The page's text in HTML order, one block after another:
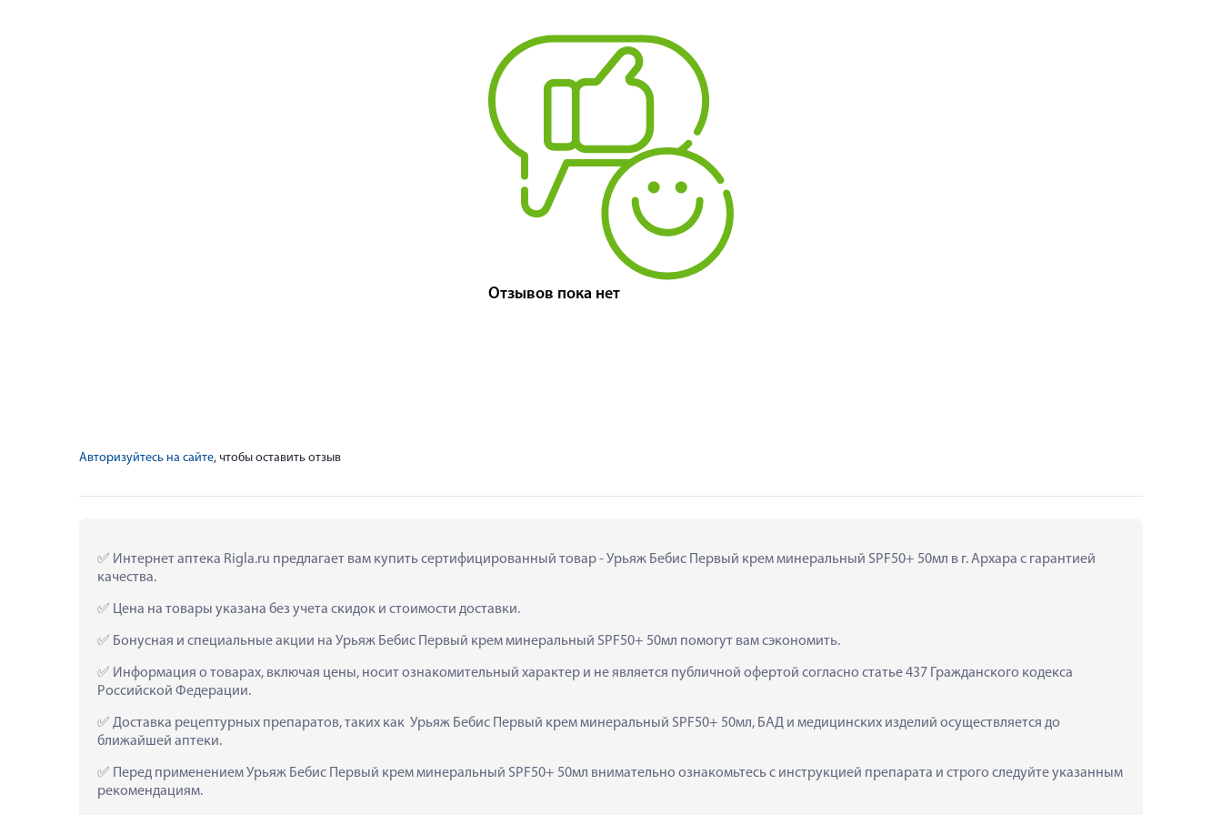
Отзывов пока нет
Авторизуйтесь на сайте, чтобы оставить отзыв
Интернет аптека Rigla.ru предлагает вам купить сертифицированный товар - Урьяж Бебис Первый крем минеральный SPF50+ 50мл в г. Архара с гарантией
качества.
Цена на товары указана без учета скидок и стоимости доставки.
Бонусная и специальные акции на Урьяж Бебис Первый крем минеральный SPF50+ 50мл помогут вам сэкономить.
Информация о товарах, включая цены, носит ознакомительный характер и не является публичной офертой согласно статье 437 Гражданского кодекса
Российской Федерации.
Доставка рецептурных препаратов, таких как  Урьяж Бебис Первый крем минеральный SPF50+ 50мл, БАД и медицинских изделий осуществляется до
ближайшей аптеки.
Перед применением Урьяж Бебис Первый крем минеральный SPF50+ 50мл внимательно ознакомьтесь с инструкцией препарата и строго следуйте указанным
рекомендациям.